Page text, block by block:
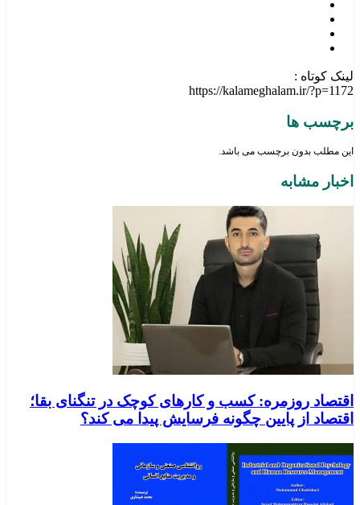
لینک کوتاه :
https://kalameghalam.ir/?p=1172
برچسب ها
این مطلب بدون برچسب می باشد.
اخبار مشابه
اقتصاد روزمره: کسب‌ و کارهای کوچک در تنگنای بقا؛
اقتصاد از پایین چگونه فرسایش پیدا می کند؟